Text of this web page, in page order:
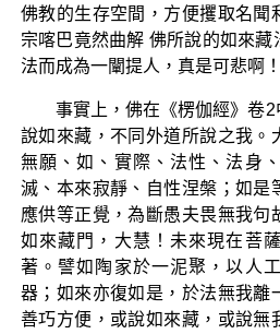
佛教的生存空間，方便攫取名聞
宗喀巴竟然曲解 佛所說的如來
法而成為一闡提人，真是可悲啊！
事實上，佛在《楞伽經》卷
說如來藏，不同外道所說之我。
無願、如、實際、法性、法身
滅、本來寂靜、自性涅槃；如是
應供等正覺，為斷愚夫畏無我句
如來藏門，大慧！未來現在菩
著。譬如陶家於一泥聚，以人
器；如來亦復如是，於法無我離
善巧方便，或說如來藏，或說無